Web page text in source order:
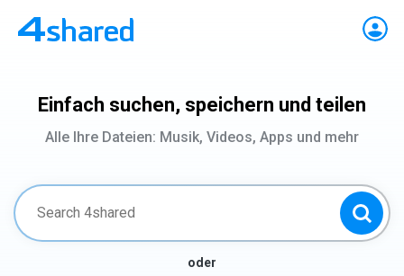
Einfach suchen, speichern und teilen
Alle Ihre Dateien: Musik, Videos, Apps und mehr
oder